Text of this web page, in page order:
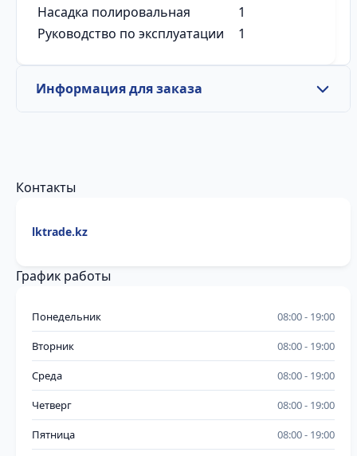
Насадка полировальная
1
Руководство по эксплуатации
1
Информация для заказа
Контакты
lktrade.kz
График работы
Понедельник 08:00 19:00
Вторник 08:00 19:00
Среда 08:00 19:00
Четверг 08:00 19:00
Пятница 08:00 19:00